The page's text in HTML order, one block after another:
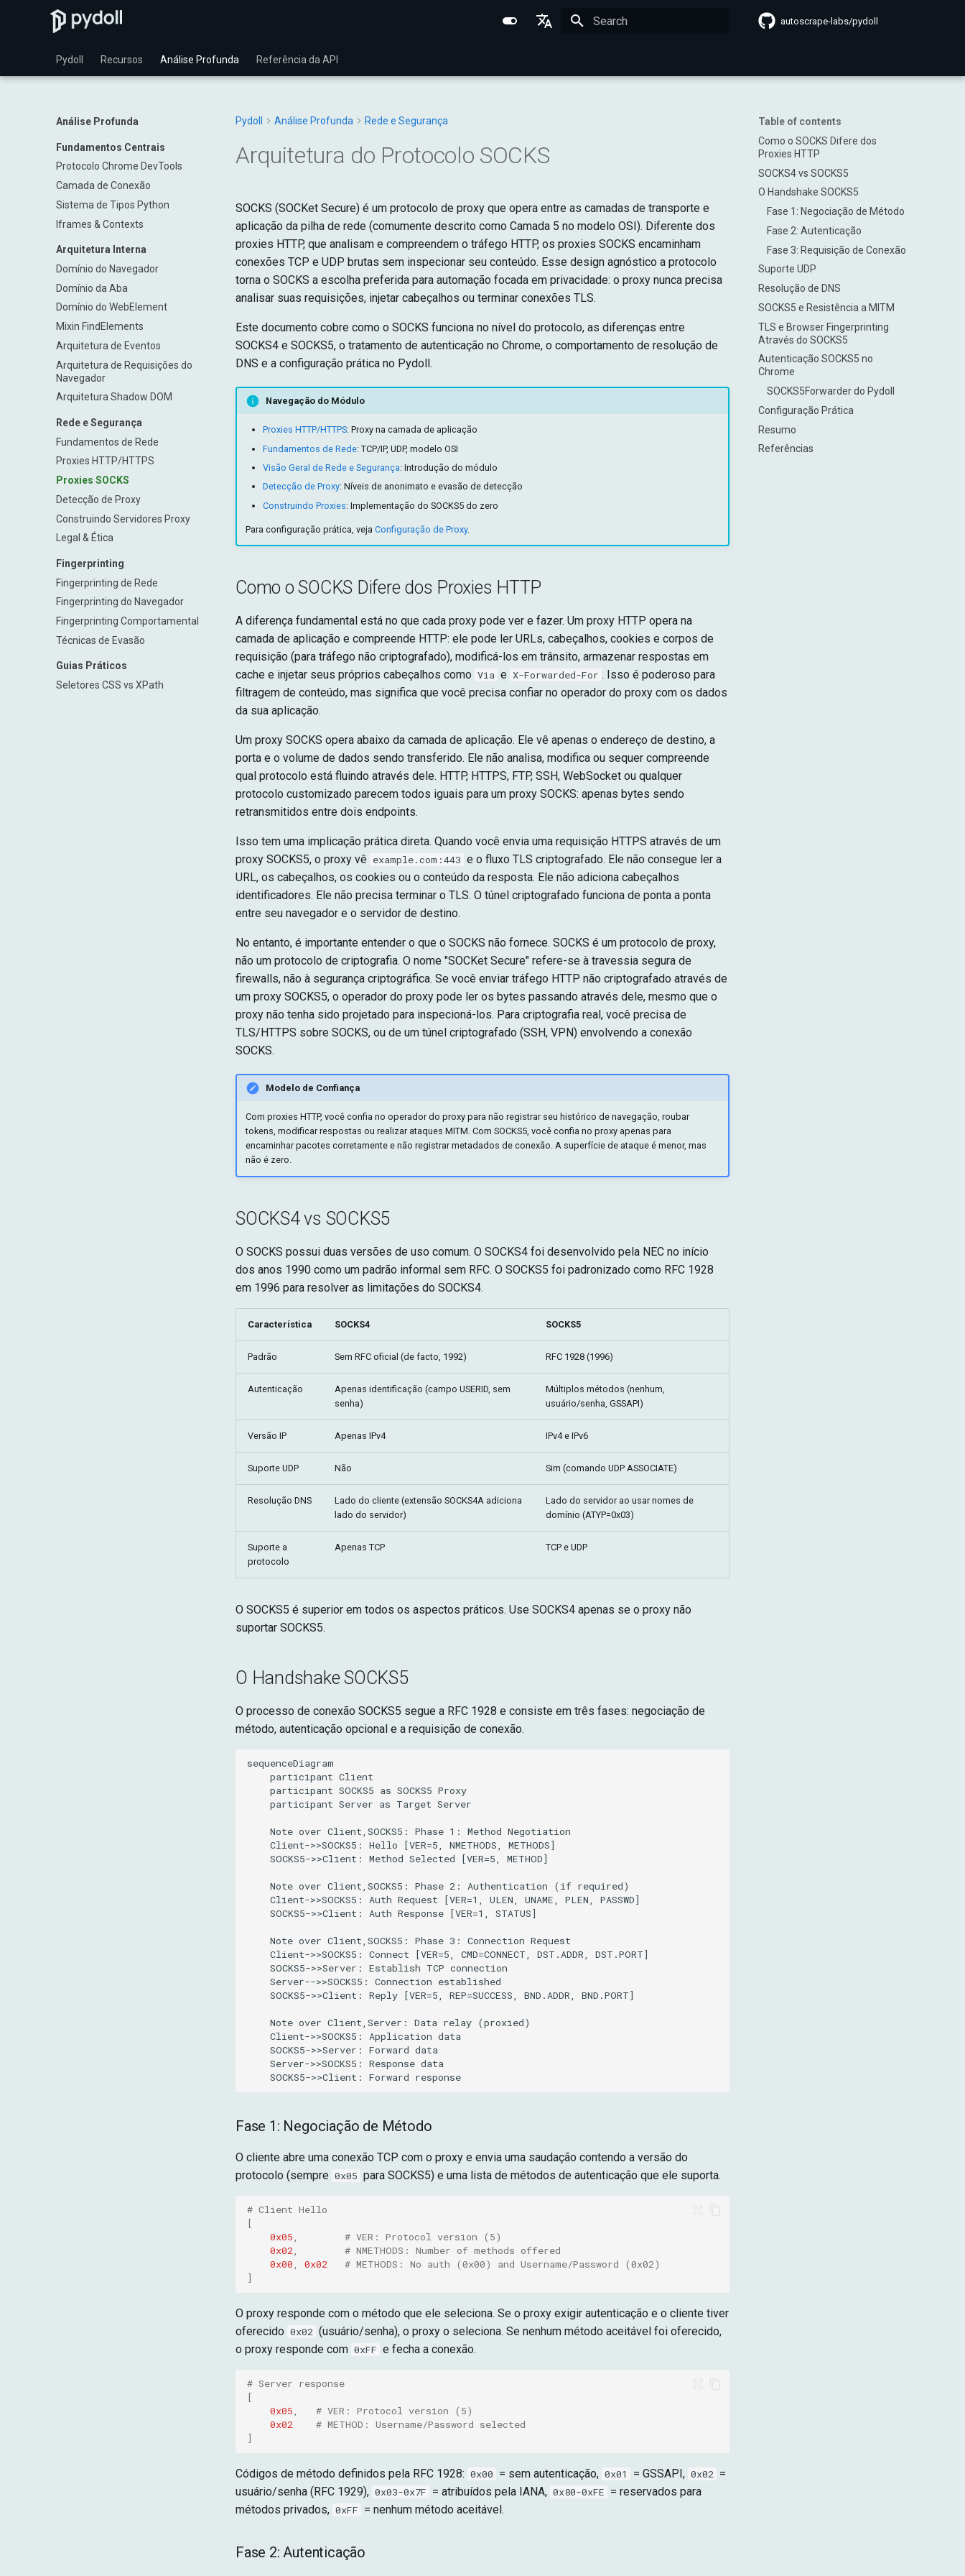
Português (BR)
autoscrape-labs/pydoll
Pydoll Recursos Análise Profunda Referência da API
Análise Profunda
Fundamentos Centrais
Protocolo Chrome DevTools
Camada de Conexão
Sistema de Tipos Python
Iframes & Contexts
Arquitetura Interna
Domínio do Navegador
Domínio da Aba
Domínio do WebElement
Mixin FindElements
Arquitetura de Eventos
Arquitetura de Requisições do
Navegador
Arquitetura Shadow DOM
Rede e Segurança
Fundamentos de Rede
Proxies HTTP/HTTPS
Proxies SOCKS
Detecção de Proxy
Construindo Servidores Proxy
Legal & Ética
Fingerprinting
Fingerprinting de Rede
Fingerprinting do Navegador
Fingerprinting Comportamental
Técnicas de Evasão
Guias Práticos
Seletores CSS vs XPath
Table of contents
Como o SOCKS Difere dos
Proxies HTTP
SOCKS4 vs SOCKS5
O Handshake SOCKS5
Fase 1: Negociação de Método
Fase 2: Autenticação
Fase 3: Requisição de Conexão
Suporte UDP
Resolução de DNS
SOCKS5 e Resistência a MITM
TLS e Browser Fingerprinting
Através do SOCKS5
Autenticação SOCKS5 no
Chrome
SOCKS5Forwarder do Pydoll
Configuração Prática
Resumo
Referências
Pydoll Análise Profunda Rede e Segurança
Arquitetura do Protocolo SOCKS
SOCKS (SOCKet Secure) é um protocolo de proxy que opera entre as camadas de transporte e
aplicação da pilha de rede (comumente descrito como Camada 5 no modelo OSI). Diferente dos
proxies HTTP, que analisam e compreendem o tráfego HTTP, os proxies SOCKS encaminham
conexões TCP e UDP brutas sem inspecionar seu conteúdo. Esse design agnóstico a protocolo
torna o SOCKS a escolha preferida para automação focada em privacidade: o proxy nunca precisa
analisar suas requisições, injetar cabeçalhos ou terminar conexões TLS.
Este documento cobre como o SOCKS funciona no nível do protocolo, as diferenças entre
SOCKS4 e SOCKS5, o tratamento de autenticação no Chrome, o comportamento de resolução de
DNS e a configuração prática no Pydoll.
Navegação do Módulo
Proxies HTTP/HTTPS: Proxy na camada de aplicação
Fundamentos de Rede: TCP/IP, UDP, modelo OSI
Visão Geral de Rede e Segurança: Introdução do módulo
Detecção de Proxy: Níveis de anonimato e evasão de detecção
Construindo Proxies: Implementação do SOCKS5 do zero
Para configuração prática, veja Configuração de Proxy.
Como o SOCKS Difere dos Proxies HTTP
A diferença fundamental está no que cada proxy pode ver e fazer. Um proxy HTTP opera na
camada de aplicação e compreende HTTP: ele pode ler URLs, cabeçalhos, cookies e corpos de
requisição (para tráfego não criptografado), modificá-los em trânsito, armazenar respostas em
cache e injetar seus próprios cabeçalhos como Via e X-Forwarded-For . Isso é poderoso para
filtragem de conteúdo, mas significa que você precisa confiar no operador do proxy com os dados
da sua aplicação.
Um proxy SOCKS opera abaixo da camada de aplicação. Ele vê apenas o endereço de destino, a
porta e o volume de dados sendo transferido. Ele não analisa, modifica ou sequer compreende
qual protocolo está fluindo através dele. HTTP, HTTPS, FTP, SSH, WebSocket ou qualquer
protocolo customizado parecem todos iguais para um proxy SOCKS: apenas bytes sendo
retransmitidos entre dois endpoints.
Isso tem uma implicação prática direta. Quando você envia uma requisição HTTPS através de um
proxy SOCKS5, o proxy vê example.com:443 e o fluxo TLS criptografado. Ele não consegue ler a
URL, os cabeçalhos, os cookies ou o conteúdo da resposta. Ele não adiciona cabeçalhos
identificadores. Ele não precisa terminar o TLS. O túnel criptografado funciona de ponta a ponta
entre seu navegador e o servidor de destino.
No entanto, é importante entender o que o SOCKS não fornece. SOCKS é um protocolo de proxy,
não um protocolo de criptografia. O nome "SOCKet Secure" refere-se à travessia segura de
firewalls, não à segurança criptográfica. Se você enviar tráfego HTTP não criptografado através de
um proxy SOCKS5, o operador do proxy pode ler os bytes passando através dele, mesmo que o
proxy não tenha sido projetado para inspecioná-los. Para criptografia real, você precisa de
TLS/HTTPS sobre SOCKS, ou de um túnel criptografado (SSH, VPN) envolvendo a conexão
SOCKS.
Modelo de Confiança
Com proxies HTTP, você confia no operador do proxy para não registrar seu histórico de navegação, roubar
tokens, modificar respostas ou realizar ataques MITM. Com SOCKS5, você confia no proxy apenas para
encaminhar pacotes corretamente e não registrar metadados de conexão. A superfície de ataque é menor, mas
não é zero.
SOCKS4 vs SOCKS5
O SOCKS possui duas versões de uso comum. O SOCKS4 foi desenvolvido pela NEC no início
dos anos 1990 como um padrão informal sem RFC. O SOCKS5 foi padronizado como RFC 1928
em 1996 para resolver as limitações do SOCKS4.
Característica SOCKS4 SOCKS5
Padrão Sem RFC oficial (de facto, 1992) RFC 1928 (1996)
Autenticação
Apenas identificação (campo USERID, sem
senha)
Múltiplos métodos (nenhum,
usuário/senha, GSSAPI)
Versão IP Apenas IPv4 IPv4 e IPv6
Suporte UDP Não Sim (comando UDP ASSOCIATE)
Resolução DNS
Lado do cliente (extensão SOCKS4A adiciona
lado do servidor)
Lado do servidor ao usar nomes de
domínio (ATYP=0x03)
Suporte a
protocolo
Apenas TCP TCP e UDP
O SOCKS5 é superior em todos os aspectos práticos. Use SOCKS4 apenas se o proxy não
suportar SOCKS5.
O Handshake SOCKS5
O processo de conexão SOCKS5 segue a RFC 1928 e consiste em três fases: negociação de
método, autenticação opcional e a requisição de conexão.
sequenceDiagram
    participant Client
    participant SOCKS5 as SOCKS5 Proxy
    participant Server as Target Server
    Note over Client,SOCKS5: Phase 1: Method Negotiation
    Client->>SOCKS5: Hello [VER=5, NMETHODS, METHODS]
    SOCKS5->>Client: Method Selected [VER=5, METHOD]
    Note over Client,SOCKS5: Phase 2: Authentication (if required)
    Client->>SOCKS5: Auth Request [VER=1, ULEN, UNAME, PLEN, PASSWD]
    SOCKS5->>Client: Auth Response [VER=1, STATUS]
    Note over Client,SOCKS5: Phase 3: Connection Request
    Client->>SOCKS5: Connect [VER=5, CMD=CONNECT, DST.ADDR, DST.PORT]
    SOCKS5->>Server: Establish TCP connection
    Server-->>SOCKS5: Connection established
    SOCKS5->>Client: Reply [VER=5, REP=SUCCESS, BND.ADDR, BND.PORT]
    Note over Client,Server: Data relay (proxied)
    Client->>SOCKS5: Application data
    SOCKS5->>Server: Forward data
    Server->>SOCKS5: Response data
    SOCKS5->>Client: Forward response
Fase 1: Negociação de Método
O cliente abre uma conexão TCP com o proxy e envia uma saudação contendo a versão do
protocolo (sempre 0x05 para SOCKS5) e uma lista de métodos de autenticação que ele suporta.
# Client Hello
[
0x05,
# VER: Protocol version (5)
0x02,
# NMETHODS: Number of methods offered
0x00, 0x02
# METHODS: No auth (0x00) and Username/Password (0x02)
]
O proxy responde com o método que ele seleciona. Se o proxy exigir autenticação e o cliente tiver
oferecido 0x02 (usuário/senha), o proxy o seleciona. Se nenhum método aceitável foi oferecido,
o proxy responde com 0xFF e fecha a conexão.
# Server response
[
0x05,
# VER: Protocol version (5)
0x02
# METHOD: Username/Password selected
]
Códigos de método definidos pela RFC 1928: 0x00 = sem autenticação, 0x01 = GSSAPI, 0x02 =
usuário/senha (RFC 1929), 0x03-0x7F = atribuídos pela IANA, 0x80-0xFE = reservados para
métodos privados, 0xFF = nenhum método aceitável.
Fase 2: Autenticação